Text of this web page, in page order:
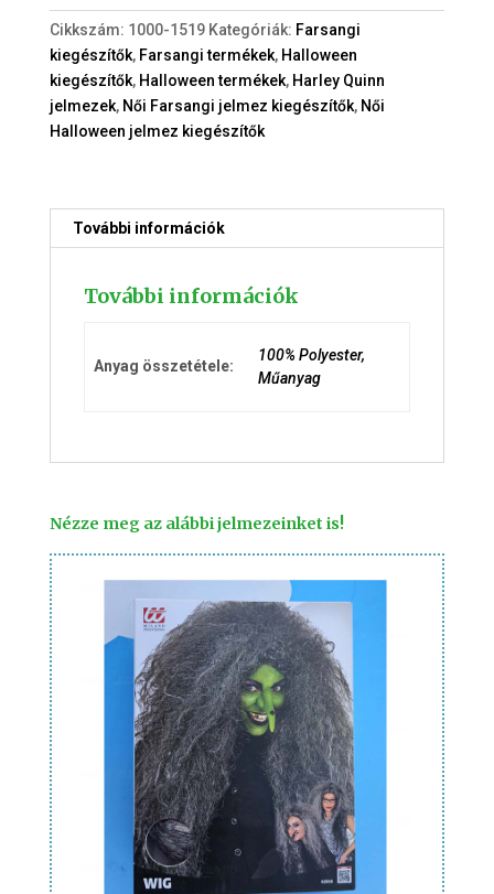
kiegészítők
mennyiség
Cikkszám: 1000-1519 Kategóriák: Farsangi
kiegészítők, Farsangi termékek, Halloween
kiegészítők, Halloween termékek, Harley Quinn
jelmezek, Női Farsangi jelmez kiegészítők, Női
Halloween jelmez kiegészítők
További információk
További információk
Anyag összetétele:
100% Polyester,
Műanyag
Nézze meg az alábbi jelmezeinket is!